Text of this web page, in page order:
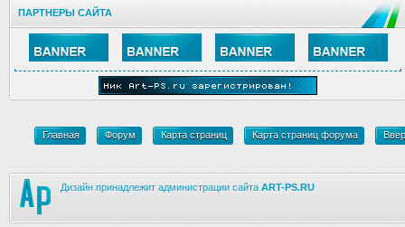
ПАРТНЕРЫ САЙТА
Главная Форум Карта страниц Карта страниц форума
Дизайн принадлежит администрации сайта ART-PS.RU